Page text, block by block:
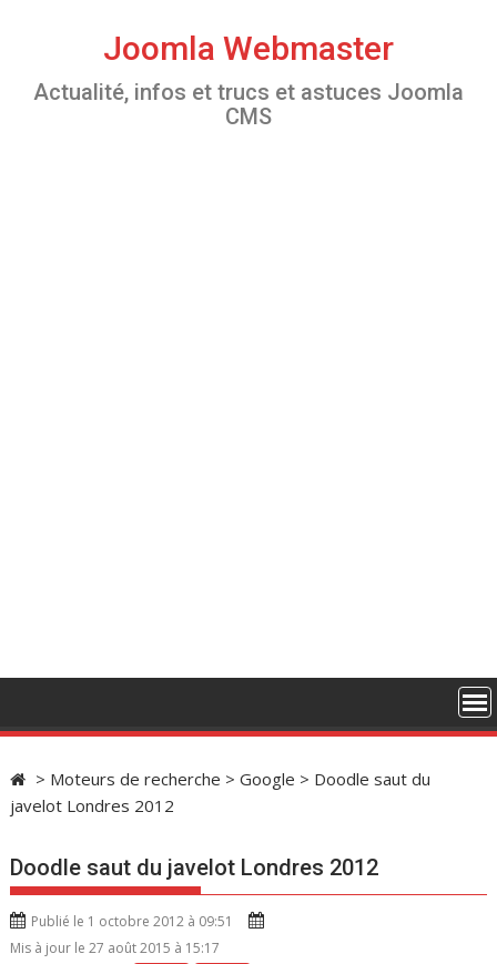
Joomla Webmaster
Actualité, infos et trucs et astuces Joomla
CMS
> Moteurs de recherche >Google > Doodle saut du
javelot Londres 2012
Doodle saut du javelot Londres 2012
Publié le 1 octobre 2012 à 09:51
Mis à jour le 27 août 2015 à 15:17